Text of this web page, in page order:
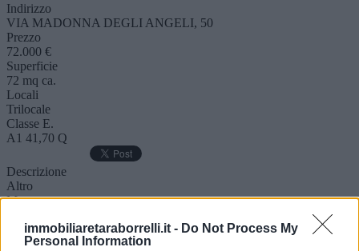
immobiliaretaraborrelli.it - Do Not Process My
Personal Information
Indirizzo
VIA MADONNA DEGLI ANGELI, 50
Prezzo
72.000 €
Superficie
72 mq ca.
Locali
Trilocale
Classe E.
A1 41,70 Q
Descrizione
Altro
Mappa
CHIETI – VIA MADONNA DEGLI ANGELI Appartamento in
classe A1, in palazzina riqualificata con Superbonus Si propone in
vendita un appartamento di mq 72 situato al primo piano di una